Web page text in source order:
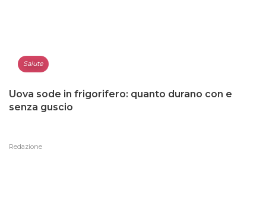
Salute
Uova sode in frigorifero: quanto durano con e
senza guscio
Redazione